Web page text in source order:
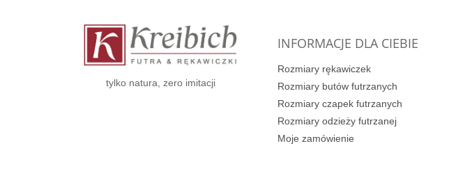
tylko natura, zero imitacji
INFORMACJE DLA CIEBIE
Rozmiary rękawiczek
Rozmiary butów futrzanych
Rozmiary czapek futrzanych
Rozmiary odzieży futrzanej
Moje zamówienie